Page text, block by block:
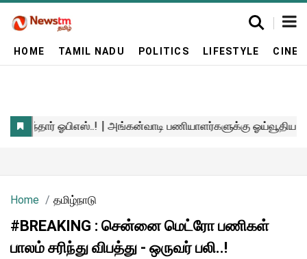
HOME TAMIL NADU POLITICS LIFESTYLE
Home தமிழ்நாடு
#BREAKING : சென்னை மெட்ரோ பணிகள்
பாலம் சரிந்து விபத்து - ஒருவர் பலி..!